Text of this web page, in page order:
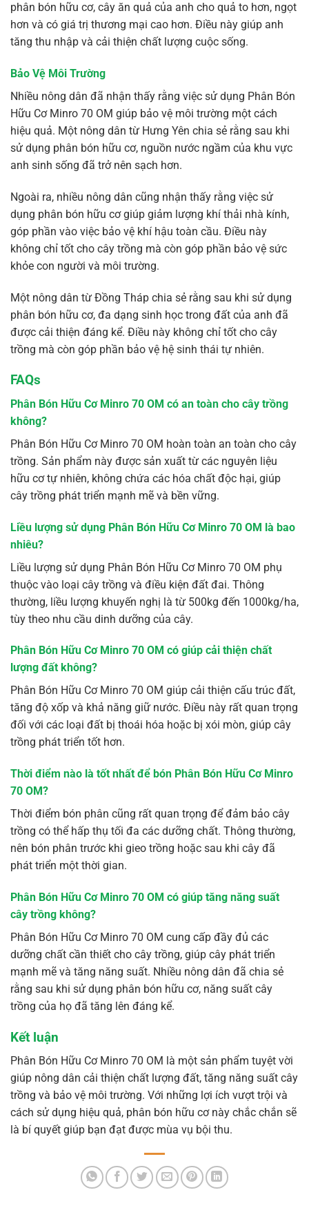
phân bón hữu cơ, cây ăn quả của anh cho quả to hơn, ngọt
hơn và có giá trị thương mại cao hơn. Điều này giúp anh
tăng thu nhập và cải thiện chất lượng cuộc sống.
Bảo Vệ Môi Trường
Nhiều nông dân đã nhận thấy rằng việc sử dụng Phân Bón
Hữu Cơ Minro 70 OM giúp bảo vệ môi trường một cách
hiệu quả. Một nông dân từ Hưng Yên chia sẻ rằng sau khi
sử dụng phân bón hữu cơ, nguồn nước ngầm của khu vực
anh sinh sống đã trở nên sạch hơn.
Ngoài ra, nhiều nông dân cũng nhận thấy rằng việc sử
dụng phân bón hữu cơ giúp giảm lượng khí thải nhà kính,
góp phần vào việc bảo vệ khí hậu toàn cầu. Điều này
không chỉ tốt cho cây trồng mà còn góp phần bảo vệ sức
khỏe con người và môi trường.
Một nông dân từ Đồng Tháp chia sẻ rằng sau khi sử dụng
phân bón hữu cơ, đa dạng sinh học trong đất của anh đã
được cải thiện đáng kể. Điều này không chỉ tốt cho cây
trồng mà còn góp phần bảo vệ hệ sinh thái tự nhiên.
FAQs
Phân Bón Hữu Cơ Minro 70 OM có an toàn cho cây trồng
không?
Phân Bón Hữu Cơ Minro 70 OM hoàn toàn an toàn cho cây
trồng. Sản phẩm này được sản xuất từ các nguyên liệu
hữu cơ tự nhiên, không chứa các hóa chất độc hại, giúp
cây trồng phát triển mạnh mẽ và bền vững.
Liều lượng sử dụng Phân Bón Hữu Cơ Minro 70 OM là bao
nhiêu?
Liều lượng sử dụng Phân Bón Hữu Cơ Minro 70 OM phụ
thuộc vào loại cây trồng và điều kiện đất đai. Thông
thường, liều lượng khuyến nghị là từ 500kg đến 1000kg/ha,
tùy theo nhu cầu dinh dưỡng của cây.
Phân Bón Hữu Cơ Minro 70 OM có giúp cải thiện chất
lượng đất không?
Phân Bón Hữu Cơ Minro 70 OM giúp cải thiện cấu trúc đất,
tăng độ xốp và khả năng giữ nước. Điều này rất quan trọng
đối với các loại đất bị thoái hóa hoặc bị xói mòn, giúp cây
trồng phát triển tốt hơn.
Thời điểm nào là tốt nhất để bón Phân Bón Hữu Cơ Minro
70 OM?
Thời điểm bón phân cũng rất quan trọng để đảm bảo cây
trồng có thể hấp thụ tối đa các dưỡng chất. Thông thường,
nên bón phân trước khi gieo trồng hoặc sau khi cây đã
phát triển một thời gian.
Phân Bón Hữu Cơ Minro 70 OM có giúp tăng năng suất
cây trồng không?
Phân Bón Hữu Cơ Minro 70 OM cung cấp đầy đủ các
dưỡng chất cần thiết cho cây trồng, giúp cây phát triển
mạnh mẽ và tăng năng suất. Nhiều nông dân đã chia sẻ
rằng sau khi sử dụng phân bón hữu cơ, năng suất cây
trồng của họ đã tăng lên đáng kể.
Kết luận
Phân Bón Hữu Cơ Minro 70 OM là một sản phẩm tuyệt vời
giúp nông dân cải thiện chất lượng đất, tăng năng suất cây
trồng và bảo vệ môi trường. Với những lợi ích vượt trội và
cách sử dụng hiệu quả, phân bón hữu cơ này chắc chắn sẽ
là bí quyết giúp bạn đạt được mùa vụ bội thu.